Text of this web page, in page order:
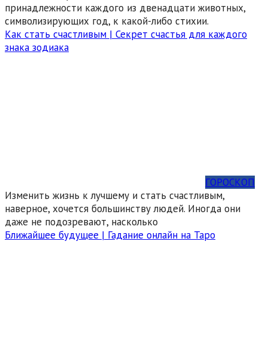
принадлежности каждого из двенадцати животных,
символизирующих год, к какой-либо стихии.
Как стать счастливым | Секрет счастья для каждого
знака зодиака
ГОРОСКОП
Изменить жизнь к лучшему и стать счастливым,
наверное, хочется большинству людей. Иногда они
даже не подозревают, насколько
Ближайшее будущее | Гадание онлайн на Таро